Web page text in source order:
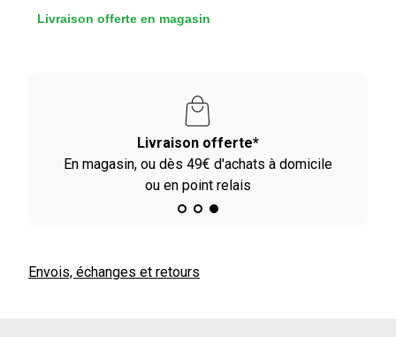
Livraison offerte en magasin
Livraison offerte*
En magasin, ou dès 49€ d'achats à domicile
ou en point relais
Envois, échanges et retours